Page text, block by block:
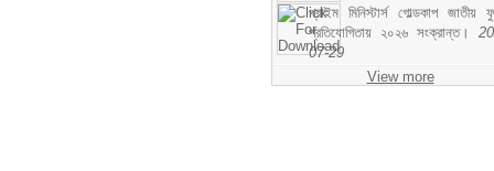
প্রাইম মিনিস্টার্স গোল্ডকাপ জাতীয়
প্রতিযোগিতায় ২০২৬ সংক্রান্ত।
07-29
View more